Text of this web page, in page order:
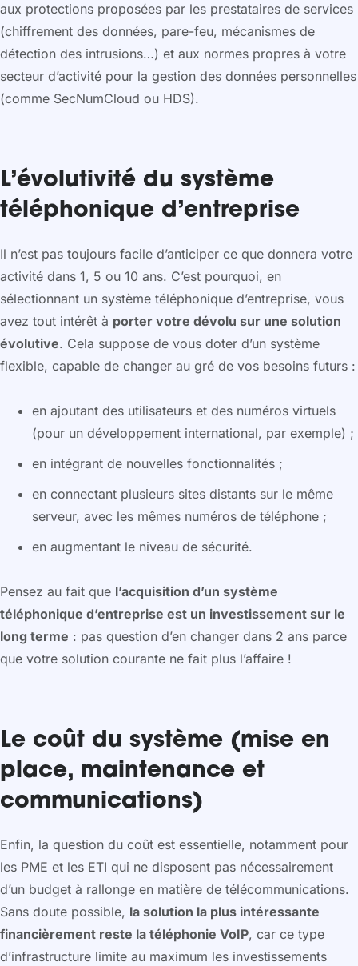
aux protections proposées par les prestataires de services
(chiffrement des données, pare-feu, mécanismes de
détection des intrusions…) et aux normes propres à votre
secteur d’activité pour la gestion des données personnelles
(comme SecNumCloud ou HDS).
L’évolutivité du système
téléphonique d’entreprise
Il n’est pas toujours facile d’anticiper ce que donnera votre
activité dans 1, 5 ou 10 ans. C’est pourquoi, en
sélectionnant un système téléphonique d’entreprise, vous
avez tout intérêt à porter votre dévolu sur une solution
évolutive. Cela suppose de vous doter d’un système
flexible, capable de changer au gré de vos besoins futurs :
en ajoutant des utilisateurs et des numéros virtuels
(pour un développement international, par exemple) ;
en intégrant de nouvelles fonctionnalités ;
en connectant plusieurs sites distants sur le même
serveur, avec les mêmes numéros de téléphone ;
en augmentant le niveau de sécurité.
Pensez au fait que l’acquisition d’un système
téléphonique d’entreprise est un investissement sur le
long terme : pas question d’en changer dans 2 ans parce
que votre solution courante ne fait plus l’affaire !
Le coût du système (mise en
place, maintenance et
communications)
Enfin, la question du coût est essentielle, notamment pour
les PME et les ETI qui ne disposent pas nécessairement
d’un budget à rallonge en matière de télécommunications.
Sans doute possible, la solution la plus intéressante
financièrement reste la téléphonie VoIP, car ce type
d’infrastructure limite au maximum les investissements